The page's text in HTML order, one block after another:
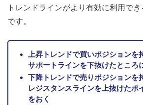
トレンドラインがより有効に利用で
です。
上昇トレンドで買いポジションを
サポートラインを下抜けたところ
下降トレンドで売りポジションを
レジスタンスラインを上抜けたポ
をおく